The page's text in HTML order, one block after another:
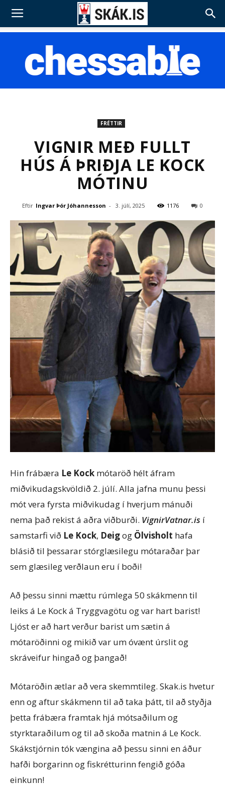
FRÉTTIR
VIGNIR MEÐ FULLT
HÚS Á ÞRIÐJA LE KOCK
MÓTINU
Eftir Ingvar Þór Jóhannesson - 3. júlí, 2025 1176 0
Hin frábæra Le Kock mótaröð hélt áfram
miðvikudagskvöldið 2. júlí. Alla jafna munu þessi
mót vera fyrsta miðvikudag í hverjum mánuði
nema það rekist á aðra viðburði. VignirVatnar.is í
samstarfi við Le Kock, Deigog Ölvisholt hafa
blásið til þessarar stórglæsilegu mótaraðar þar
sem glæsileg verðlaun eru í boði!
Að þessu sinni mættu rúmlega 50 skákmenn til
leiks á Le Kock á Tryggvagötu og var hart barist!
Ljóst er að hart verður barist um sætin á
mótaröðinni og mikið var um óvænt úrslit og
skráveifur hingað og þangað!
Mótaröðin ætlar að vera skemmtileg. Skak.is hvetur
enn og aftur skákmenn til að taka þátt, til að styðja
þetta frábæra framtak hjá mótsaðilum og
styrktaraðilum og til að skoða matnin á Le Kock.
Skákstjórnin tók vængina að þessu sinni en áður
hafði borgarinn og fiskrétturinn fengið góða
einkunn!